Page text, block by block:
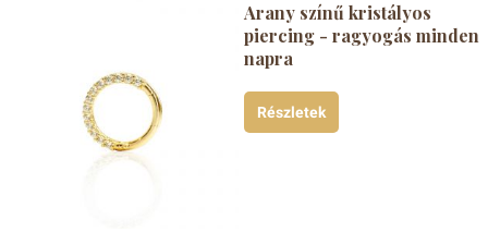
Arany színű kristályos
piercing - ragyogás minden
napra
Részletek